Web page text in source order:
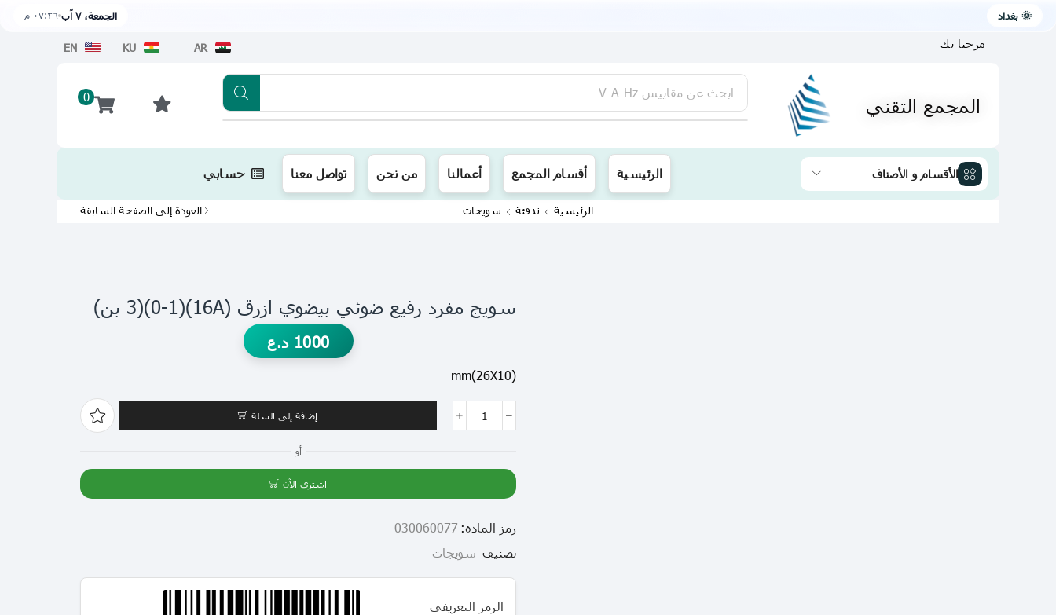
🌞 بغداد الجمعة، ٧ آب ٠٧:٣٦ م
AR
KU
EN مرحبا بك
المجمع التقني 0 ابحث عن مقاييس V-A-Hz
يتوفر لدينا توصيل الى جميع محافظات العراق تطبيقنا متوفر الآن على متجر أبل اضغط
الأقسام و الأصناف الرئيسية أقسام المجمع أعمالنا من نحن تواصل معنا حسابي
الرئيسية تدفئة سويجات العودة إلى الصفحة السابقة
سويج مفرد رفيع ضوئي بيضوي ازرق (16A)(0-1)(3 بن)
1000 د.ع
(26X10)mm
إضافة إلى السلة
أو
اشتري الآن
رمز المادة: 030060077
تصنيف سويجات
الرمز التعريفي